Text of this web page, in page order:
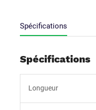
Spécifications
Spécifications
Longueur